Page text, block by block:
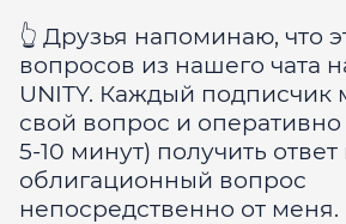
👆 Друзья напоминаю, что
вопросов из нашего чата
UNITY. Каждый подписчик
свой вопрос и оперативно
5-10 минут) получить
облигационный вопрос
непосредственно от меня.